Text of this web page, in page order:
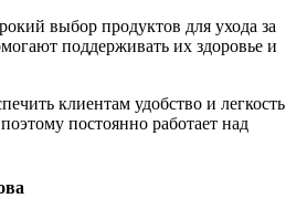
выбор продуктов для ухода за
поддерживать их здоровье и
клиентам удобство и легкость
постоянно работает над